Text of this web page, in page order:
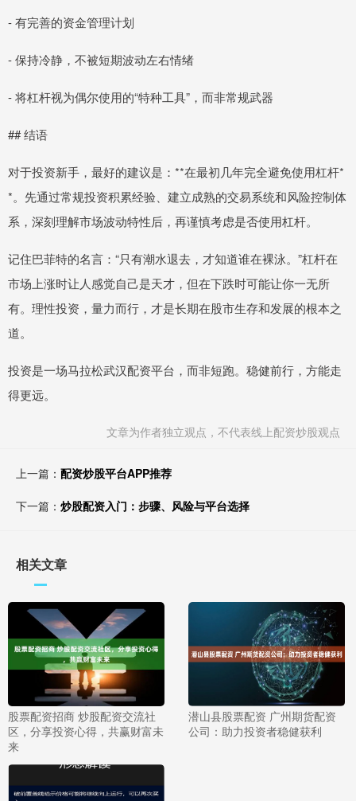
- 有完善的资金管理计划
- 保持冷静，不被短期波动左右情绪
- 将杠杆视为偶尔使用的“特种工具”，而非常规武器
## 结语
对于投资新手，最好的建议是：**在最初几年完全避免使用杠杆*
*。先通过常规投资积累经验、建立成熟的交易系统和风险控制体
系，深刻理解市场波动特性后，再谨慎考虑是否使用杠杆。
记住巴菲特的名言：“只有潮水退去，才知道谁在裸泳。”杠杆在
市场上涨时让人感觉自己是天才，但在下跌时可能让你一无所
有。理性投资，量力而行，才是长期在股市生存和发展的根本之
道。
投资是一场马拉松武汉配资平台，而非短跑。稳健前行，方能走
得更远。
文章为作者独立观点，不代表线上配资炒股观点
上一篇： 配资炒股平台APP推荐
下一篇： 炒股配资入门：步骤、风险与平台选择
相关文章
股票配资招商 炒股配资交流社
区，分享投资心得，共赢财富未
来
潜山县股票配资 广州期货配资
公司：助力投资者稳健获利